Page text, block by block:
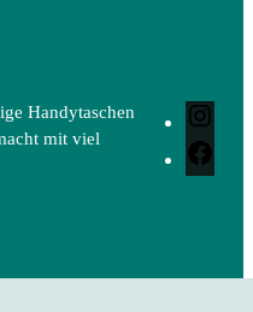
Handytaschen
mit viel